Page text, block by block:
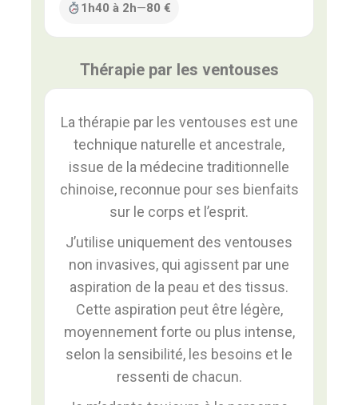
1h40 à 2h—80 €
Thérapie par les ventouses
La thérapie par les ventouses est une
technique naturelle et ancestrale,
issue de la médecine traditionnelle
chinoise, reconnue pour ses bienfaits
sur le corps et l’esprit.
J’utilise uniquement des ventouses
non invasives, qui agissent par une
aspiration de la peau et des tissus.
Cette aspiration peut être légère,
moyennement forte ou plus intense,
selon la sensibilité, les besoins et le
ressenti de chacun.